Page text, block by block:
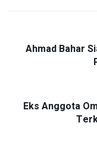
Ahmad Bahar
Eks Anggota